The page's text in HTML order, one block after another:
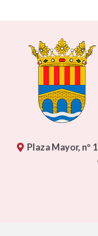
Plaza Mayor, nº 1